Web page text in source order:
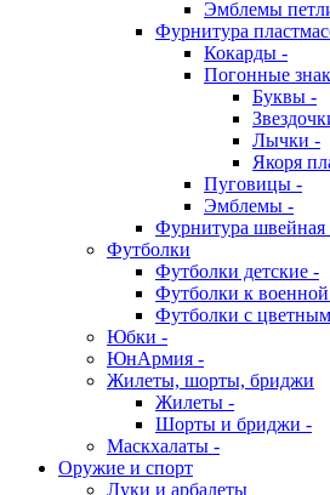
Эмблемы
Фурнитура
Кокарды -
Погонные
Буквы -
Лычки -
Якоря
Пуговицы -
Эмблемы -
Фурнитура швейная
Футболки
Футболки детские -
Футболки к
Футболки с
Юбки -
ЮнАрмия -
Жилеты, шорты, бриджи
Жилеты -
Шорты и бриджи -
Маскхалаты -
Оружие и спорт
Луки и арбалеты